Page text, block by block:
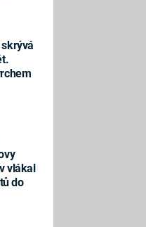
vlákal
do